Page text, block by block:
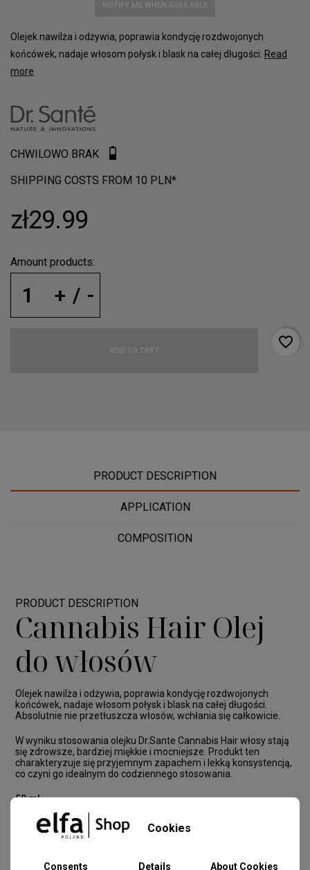
NOTIFY ME WHEN AVAILABLE
Olejek nawilża i odżywia, poprawia kondycję rozdwojonych
końcówek, nadaje włosom połysk i blask na całej długości. Read
more
CHWILOWO BRAK
SHIPPING COSTS FROM 10 PLN*
zł29.99
Amount products:
ADD TO CART
favorite_border
PRODUCT DESCRIPTION
APPLICATION
COMPOSITION
PRODUCT DESCRIPTION
Cannabis Hair Olej
do włosów
Olejek nawilża i odżywia, poprawia kondycję rozdwojonych
końcówek, nadaje włosom połysk i blask na całej długości.
Absolutnie nie przetłuszcza włosów, wchłania się całkowicie.
W wyniku stosowania olejku Dr.Sante Cannabis Hair włosy stają
się zdrowsze, bardziej miękkie i mocniejsze. Produkt ten
charakteryzuje się przyjemnym zapachem i lekką konsystencją,
co czyni go idealnym do codziennego stosowania.
50 ml
Cookies
Consents Details About Cookies